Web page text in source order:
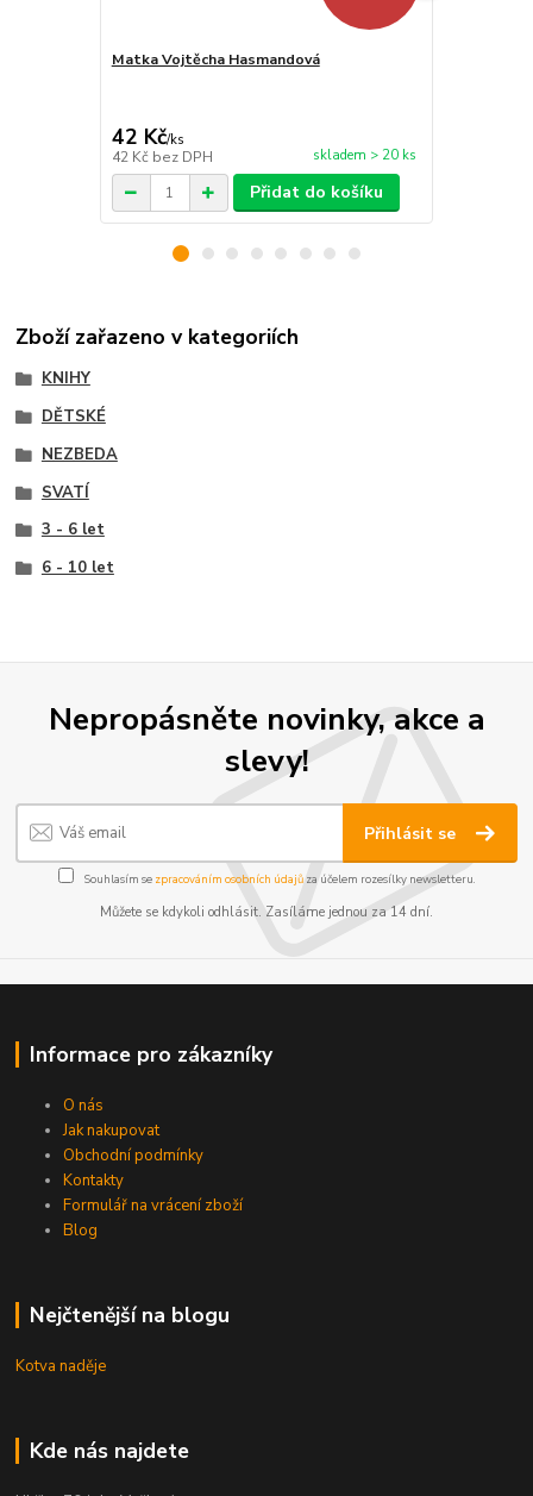
Matka Vojtěcha Hasmandová
42 Kč/ks
42 Kč bez DPH skladem > 20 ks
Přidat do košíku
Zboží zařazeno v kategoriích
KNIHY
DĚTSKÉ
NEZBEDA
SVATÍ
3 - 6 let
6 - 10 let
Nepropásněte novinky, akce a
slevy!
Přihlásit se
Souhlasím se zpracováním osobních údajůza účelem rozesílky newsletteru.
Můžete se kdykoli odhlásit. Zasíláme jednou za 14 dní.
Informace pro zákazníky
O nás
Jak nakupovat
Obchodní podmínky
Kontakty
Formulář na vrácení zboží
Blog
Nejčtenější na blogu
Kotva naděje
Kde nás najdete